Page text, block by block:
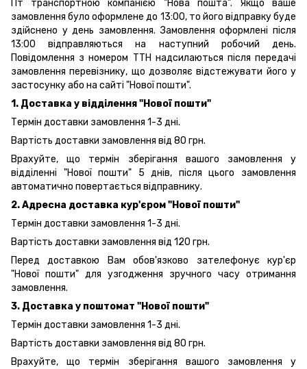
Пт транспортною компанією "Нова пошта". Якщо ваше
замовлення було оформлене до 13:00, то його відправку буде
здійснено у день замовлення. Замовлення оформлені після
13:00 відправляються на наступний робочий день.
Повідомлення з номером ТТН надсилаються після передачі
замовлення перевізнику, що дозволяє відстежувати його у
застосунку або на сайті "Нової пошти".
1. Доставка у відділення "Нової пошти"
Термін доставки замовлення 1-3 дні.
Вартість доставки замовлення від 80 грн.
Врахуйте, що термін зберігання вашого замовлення у
відділенні "Нової пошти" 5 днів, після цього замовлення
автоматично повертається відправнику.
2. Адресна доставка кур'єром "Нової пошти"
Термін доставки замовлення 1-3 дні.
Вартість доставки замовлення від 120 грн.
Перед доставкою Вам обов'язково зателефонує кур'єр
"Нової пошти" для узгодження зручного часу отримання
замовлення.
3. Доставка у поштомат "Нової пошти"
Термін доставки замовлення 1-3 дні.
Вартість доставки замовлення від 80 грн.
Врахуйте, що термін зберігання вашого замовлення у